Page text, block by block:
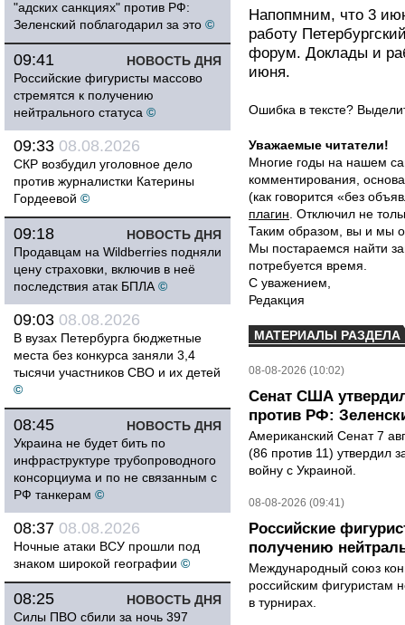
"адских санкциях" против РФ:
Зеленский поблагодарил за это ©
НОВОСТЬ ДНЯ
09:41
Российские фигуристы массово
стремятся к получению
нейтрального статуса ©
09:33 08.08.2026
СКР возбудил уголовное дело
против журналистки Катерины
Гордеевой ©
НОВОСТЬ ДНЯ
09:18
Продавцам на Wildberries подняли
цену страховки, включив в неё
последствия атак БПЛА ©
09:03 08.08.2026
В вузах Петербурга бюджетные
места без конкурса заняли 3,4
тысячи участников СВО и их детей
©
НОВОСТЬ ДНЯ
08:45
Украина не будет бить по
инфраструктуре трубопроводного
консорциума и по не связанным с
РФ танкерам ©
08:37 08.08.2026
Ночные атаки ВСУ прошли под
знаком широкой географии ©
НОВОСТЬ ДНЯ
08:25
Силы ПВО сбили за ночь 397
Напопмним, что 3
работу
форум. Доклады и
июня.
Ошибка в тексте?
Уважаемые читатели!
Многие годы на нашем
комментирования,
(как говорится «без
плагин . Отключил не
Таким образом, вы и мы
Мы постараемся найти
потребуется время.
С уважением,
Редакция
МАТЕРИАЛЫ РАЗДЕЛА
08-08-2026 (10:02)
Сенат США
против РФ:
Американский Сенат 7
(86 против 11) утвердил
войну с Украиной.
08-08-2026 (09:41)
Российские
получению
Международный союз
российским фигуристам
в турнирах.